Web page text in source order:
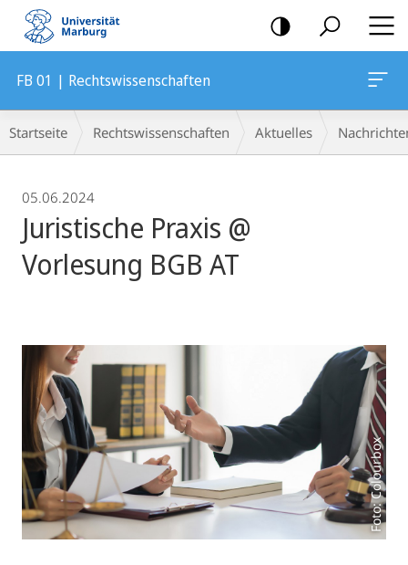
Mobile-
Navigation
FB 01 | Rechtswissenschaften
Breadcrumb-
Navigation
Startseite Rechtswissenschaften Aktuelles
05.06.2024
Juristische Praxis @
Vorlesung BGB AT
Foto: Colourbox